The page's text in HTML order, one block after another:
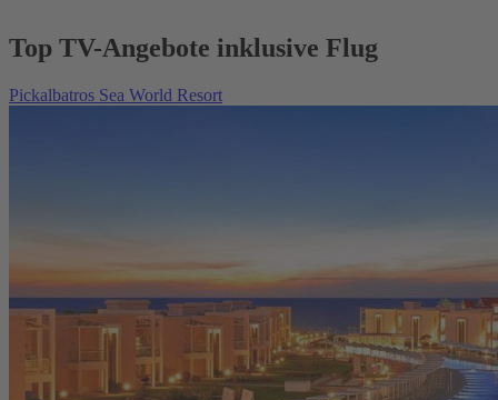
Top TV-Angebote inklusive Flug
Pickalbatros Sea World Resort